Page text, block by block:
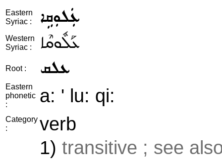
Eastern
Syriac :
ܥܲܠܘܼܩܹܐ
Western
Syriac :
ܥܰܠܽܘܩܶܐ
Root : ܥܠܩ
Eastern
phonetic
:
a: ' lu: qi:
Category
:
verb
1) transitive ; see